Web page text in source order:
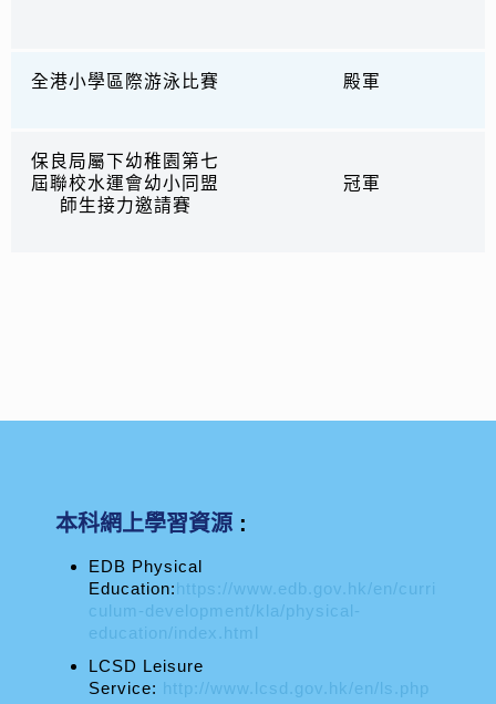
全港小學區際游泳比賽 殿軍
保良局屬下幼稚園第七
屆聯校水運會幼小同盟
師生接力邀請賽
冠軍
本科網上學習資源 :
EDB Physical
Education:https://www.edb.gov.hk/en/curri
culum-development/kla/physical-
education/index.html
LCSD Leisure
Service: http://www.lcsd.gov.hk/en/ls.php